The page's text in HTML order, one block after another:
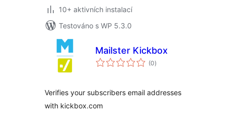
10+ aktivních instalací
Testováno s WP 5.3.0
Mailster Kickbox
(0celkové
hodnocení
)
Verifies your subscribers email addresses
with kickbox.com